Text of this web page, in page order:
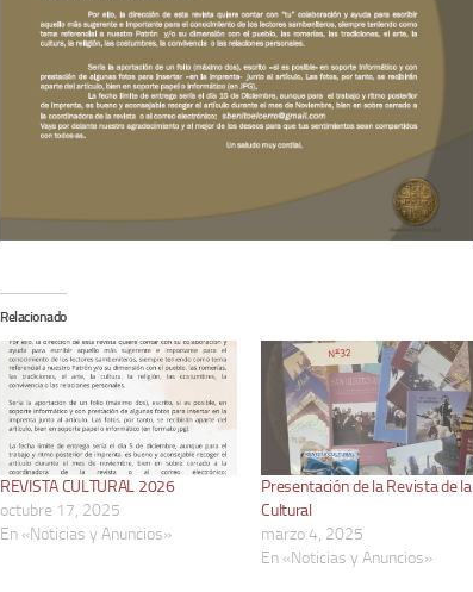
Relacionado
REVISTA CULTURAL 2026
octubre 17, 2025
En «Noticias y Anuncios»
Presentación de la Revista de la
Cultural
marzo 4, 2025
En «Noticias y Anuncios»